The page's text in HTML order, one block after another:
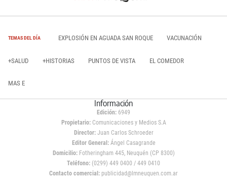
TEMAS DEL DÍA EXPLOSIÓN EN AGUADA SAN ROQUE VACUNACIÓN
+SALUD +HISTORIAS PUNTOS DE VISTA EL COMEDOR
MAS E
Información
Edición: 6949
Propietario:Comunicaciones y Medios S.A
Director: Juan Carlos Schroeder
Editor General:Ángel Casagrande
Domicilio:Fotheringham 445, Neuquén (CP 8300)
Teléfono: (0299) 449 0400 / 449 0410
Contacto comercial: publicidad@lmneuquen.com.ar